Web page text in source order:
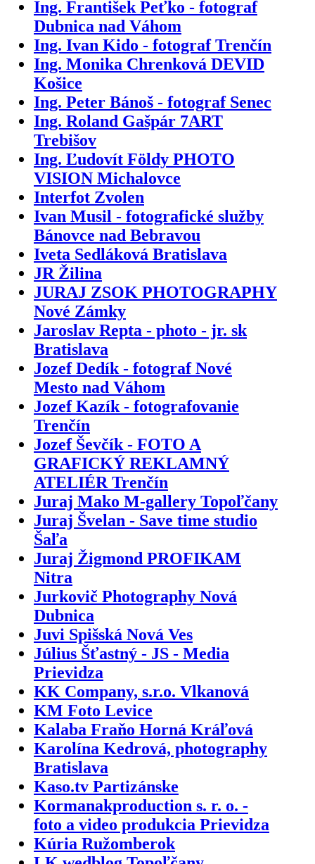
Ing. František Peťko - fotograf
Dubnica nad Váhom
Ing. Ivan Kido - fotograf Trenčín
Ing. Monika Chrenková DEVID
Košice
Ing. Peter Bánoš - fotograf Senec
Ing. Roland Gašpár 7ART
Trebišov
Ing. Ľudovít Földy PHOTO
VISION Michalovce
Interfot Zvolen
Ivan Musil - fotografické služby
Bánovce nad Bebravou
Iveta Sedláková Bratislava
JR Žilina
JURAJ ZSOK PHOTOGRAPHY
Nové Zámky
Jaroslav Repta - photo - jr. sk
Bratislava
Jozef Dedík - fotograf Nové
Mesto nad Váhom
Jozef Kazík - fotografovanie
Trenčín
Jozef Ševčík - FOTO A
GRAFICKÝ REKLAMNÝ
ATELIÉR Trenčín
Juraj Mako M-gallery Topoľčany
Juraj Švelan - Save time studio
Šaľa
Juraj Žigmond PROFIKAM
Nitra
Jurkovič Photography Nová
Dubnica
Juvi Spišská Nová Ves
Július Šťastný - JS - Media
Prievidza
KK Company, s.r.o. Vlkanová
KM Foto Levice
Kalaba Fraňo Horná Kráľová
Karolína Kedrová, photography
Bratislava
Kaso.tv Partizánske
Kormanakproduction s. r. o. -
foto a video produkcia Prievidza
Kúria Ružomberok